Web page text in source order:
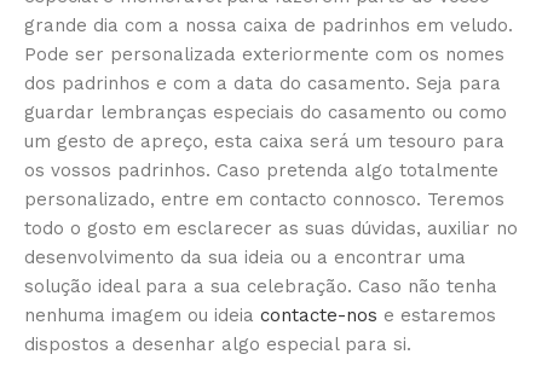
grande dia com a nossa caixa de padrinhos em veludo.
Pode ser personalizada exteriormente com os nomes
dos padrinhos e com a data do casamento. Seja para
guardar lembranças especiais do casamento ou como
um gesto de apreço, esta caixa será um tesouro para
os vossos padrinhos. Caso pretenda algo totalmente
personalizado, entre em contacto connosco. Teremos
todo o gosto em esclarecer as suas dúvidas, auxiliar no
desenvolvimento da sua ideia ou a encontrar uma
solução ideal para a sua celebração. Caso não tenha
nenhuma imagem ou ideia contacte-nos e estaremos
dispostos a desenhar algo especial para si.